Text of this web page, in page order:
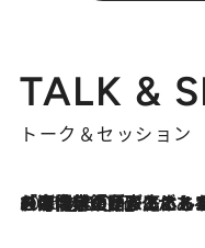
TALK &
トーク＆セッション
2026.8.3
「今後値上げがあるとすれば…」「リスクがあるのは今年の冬」エネルギー専門家が語る、ホルムズ海峡封鎖が家庭にもたらす“ある心配”